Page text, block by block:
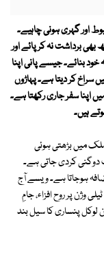
اور گہری ہونی چاہیے۔
برداشت نہ کر پائے اور
بنائے۔ جیسے پانی اپنا
سراخ کر دیتا ہے۔ پہاڑوں
اپنا سفر جاری رکھتا ہے۔
ہیں۔
میں بڑھتی ہوئی
دوگنی کردی جاتی ہے۔
ہوجاتا ہے۔ ویسے آج
پر روح افزاء، جامِ
لوکل پنساری کا سیل بند